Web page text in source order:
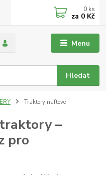
Menu
Hledat
0 ks
za 0 Kč
Traktory naftové
–
pro